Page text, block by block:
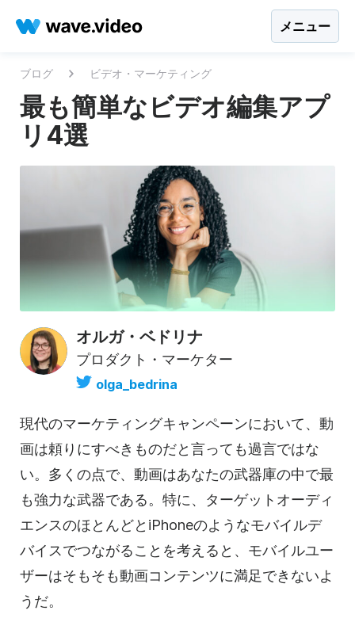
メニュー
ブログ ビデオ・マーケティング
最も簡単なビデオ編集アプ
リ4選
オルガ・ベドリナ
プロダクト・マーケター
olga_bedrina
現代のマーケティングキャンペーンにおいて、 動
画は頼りにすべきものだと言っても過言ではな
い。多くの点で、 動画はあなたの武器庫の中で最
も強力な武器である。特に、ターゲットオーディ
エンスのほとんどとiPhoneのようなモバイルデ
バイスでつながることを考えると、モバイルユー
ザーはそもそも動画コンテンツに満足できないよ
うだ。